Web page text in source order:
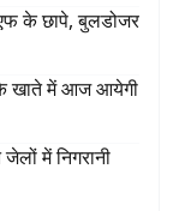
के छापे, बुलडोजर
के खाते में आज आयेगी
में निगरानी